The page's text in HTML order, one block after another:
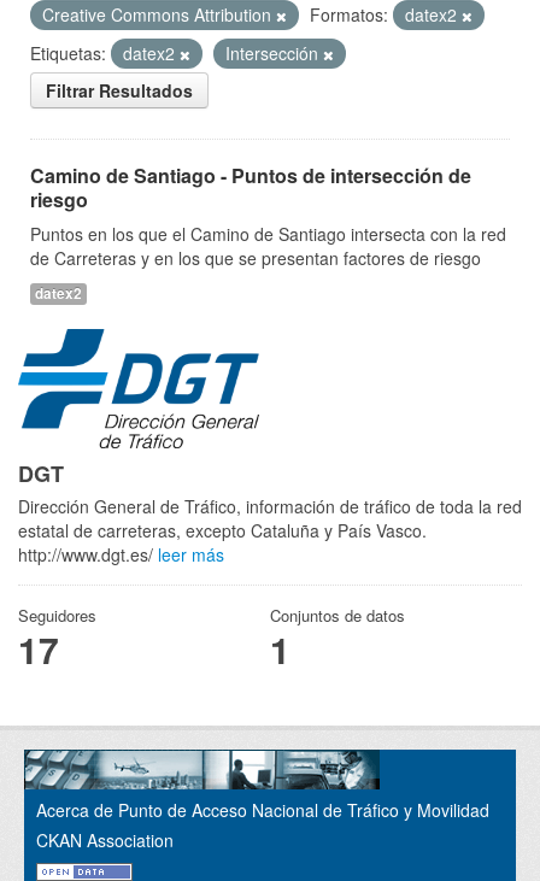
Creative Commons Attribution
Formatos:
datex2
Etiquetas:
datex2
Intersección
Filtrar Resultados
Camino de Santiago - Puntos de intersección de
riesgo
Puntos en los que el Camino de Santiago intersecta con la red
de Carreteras y en los que se presentan factores de riesgo
datex2
DGT
Dirección General de Tráfico, información de tráfico de toda la red
estatal de carreteras, excepto Cataluña y País Vasco.
http://www.dgt.es/ leer más
Seguidores
17
Conjuntos de datos
1
Acerca de Punto de Acceso Nacional de Tráfico y Movilidad
CKAN Association